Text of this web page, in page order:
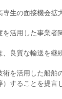
生の面接機会拡
を活用した事業者
良質な輸送を継
術を活用した船舶
することを提言